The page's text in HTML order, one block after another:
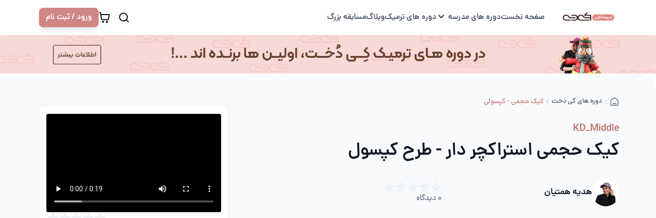
صفحه نخستدوره های مدرسه دوره های ترمیکوبلاگمسابقه بزرگ ورود / ثبت نام
دوره های کی دخت کیک حجمی - کپسولی
KD_Middle
کیک حجمی استراکچر دار - طرح کپسول
هدیه همتیان 0 دیدگاه